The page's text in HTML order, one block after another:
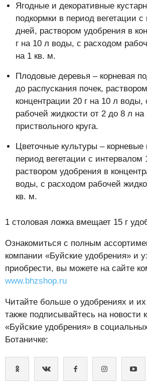
Ягодные и декоративные
подкормки в период вегетации
дней, раствором удобрения в
г на 10 л воды, с расходом
на 1 кв. м.
Плодовые деревья – корневая
до распускания почек,
концентрации 20 г на 10 л воды,
рабочей жидкости от 2 до 8 л на
приствольного круга.
Цветочные культуры – корневые
период вегетации с интервалом
раствором удобрения в
воды, с расходом рабочей
кв. м.
1 столовая ложка вмещает 15 г
Ознакомиться с полным
компании «Буйские удобрения» и
приобрести, вы можете на сайте
www.bhzshop.ru
Читайте больше о удобрениях и
также подписывайтесь на новости
«Буйские удобрения» в
Ботаничке: